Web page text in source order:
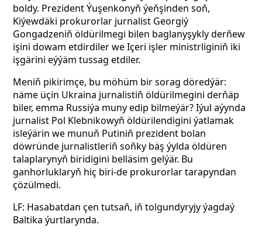
boldy. Prezident Ýuşenkonyň ýeňşinden soň,
Kiýewdäki prokurorlar jurnalist Georgiý
Gongadzeniň öldürilmegi bilen baglanyşykly derňew
işini dowam etdirdiler we Içeri işler ministrliginiň iki
işgärini eýýäm tussag etdiler.
Meniň pikirimçe, bu möhüm bir sorag döredýär:
näme üçin Ukraina jurnalistiň öldürilmegini derňäp
biler, emma Russiýa muny edip bilmeýär? Iýul aýynda
jurnalist Pol Klebnikowyň öldürilendigini ýatlamak
isleýärin we munuň Putiniň prezident bolan
döwründe jurnalistleriň soňky bäş ýylda öldüren
talaplarynyň biridigini belläsim gelýär. Bu
ganhorluklaryň hiç biri-de prokurorlar tarapyndan
çözülmedi.
LF: Hasabatdan çen tutsaň, iň tolgundyryjy ýagdaý
Baltika ýurtlarynda.